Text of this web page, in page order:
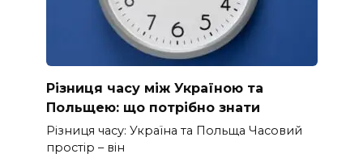
Різниця часу між Україною та
Польщею: що потрібно знати
Різниця часу: Україна та Польща Часовий
простір – він